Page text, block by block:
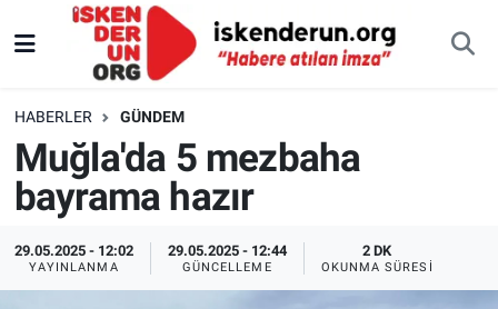
HABERLER GÜNDEM
Muğla'da 5 mezbaha
bayrama hazır
29.05.2025 - 12:02
YAYINLANMA
29.05.2025 - 12:44
GÜNCELLEME
2 DK
OKUNMA SÜRESI